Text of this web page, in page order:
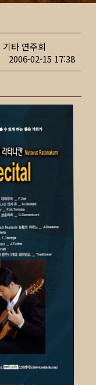
타 연주회
2006-02-15 17:38